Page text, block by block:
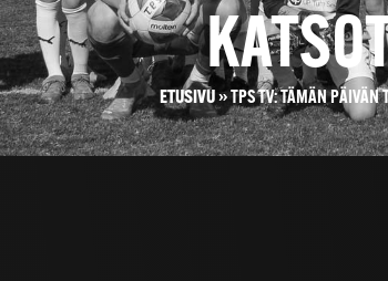
ETUSIVU»TPS TV: TÄMÄN PÄIVÄN